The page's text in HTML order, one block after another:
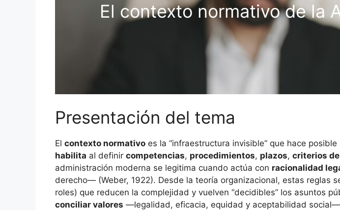
El contexto normativo de la
Presentación del tema
El contexto normativo es la “infraestructura invisible” que hace
habilita al definir competencias, procedimientos, plazos, criterios
administración moderna se legitima cuando actúa con racionalidad
derecho— (Weber, 1922). Desde la teoría organizacional, estas reglas
roles) que reducen la complejidad y vuelven “decidibles” los asuntos
conciliar valores —legalidad, eficacia, equidad y aceptabilidad